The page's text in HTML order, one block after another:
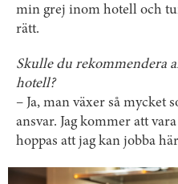
min grej inom hotell och
rätt.
Skulle du rekommendera
hotell?
– Ja, man växer så mycket
ansvar. Jag kommer att
hoppas att jag kan jobba